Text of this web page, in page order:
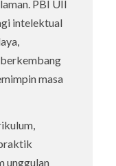
PBI UII
intelektual
masa
unggulan